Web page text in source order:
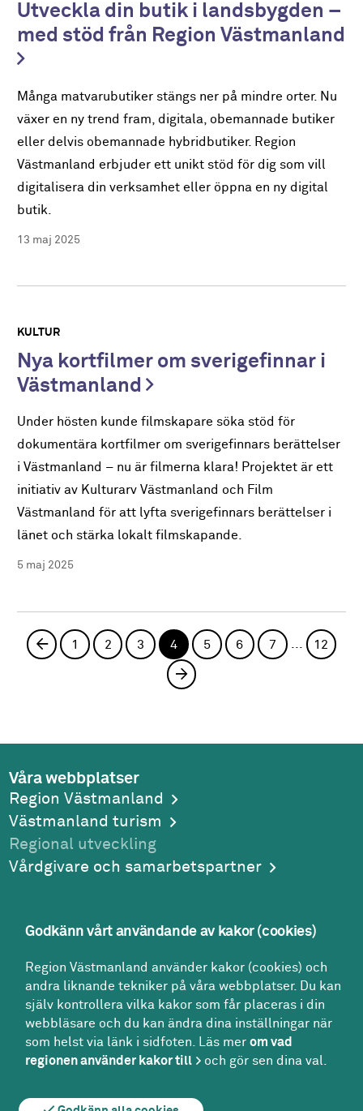
Utveckla din butik i landsbygden –
med stöd från Region Västmanland
Många matvarubutiker stängs ner på mindre orter. Nu
växer en ny trend fram, digitala, obemannade butiker
eller delvis obemannade hybridbutiker. Region
Västmanland erbjuder ett unikt stöd för dig som vill
digitalisera din verksamhet eller öppna en ny digital
butik.
13 maj 2025
KULTUR
Nya kortfilmer om sverigefinnar i
Västmanland
Under hösten kunde filmskapare söka stöd för
dokumentära kortfilmer om sverigefinnars berättelser
i Västmanland – nu är filmerna klara! Projektet är ett
initiativ av Kulturarv Västmanland och Film
Västmanland för att lyfta sverigefinnars berättelser i
länet och stärka lokalt filmskapande.
5 maj 2025
Föregående sida
1 2 3 4 5 6 7 ... 12
Nästa sida
Våra webbplatser
Region Västmanland
Västmanland turism
Regional utveckling
Vårdgivare och samarbetspartner
Region Västmanland
Regionhuset
721 89 Västerås
Kontakt
Kontakt­center:
021-17 30 00
Godkänn vårt användande av kakor (cookies)
Region Västmanland använder kakor (cookies) och
andra liknande tekniker på våra webbplatser. Du kan
själv kontrollera vilka kakor som får placeras i din
webbläsare och du kan ändra dina inställningar när
som helst via länk i sidfoten. Läs merom vad
regionen använder kakor till
och gör sen dina val.